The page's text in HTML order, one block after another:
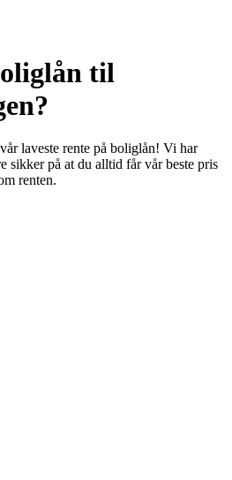
til
laveste rente på boliglån! Vi har
sikker på at du alltid får vår beste pris
renten.